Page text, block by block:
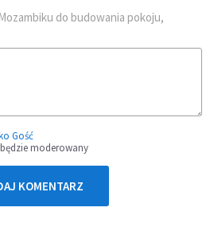
do budowania pokoju,
Gość
moderowany
KOMENTARZ